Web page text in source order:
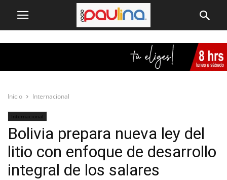
Inicio Internacional
Internacional
Bolivia prepara nueva ley del
litio con enfoque de desarrollo
integral de los salares